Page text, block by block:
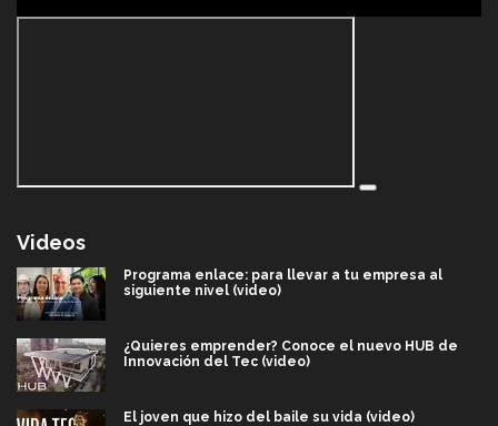
Videos
Programa enlace: para llevar a tu empresa al
siguiente nivel (video)
¿Quieres emprender? Conoce el nuevo HUB de
Innovación del Tec (video)
El joven que hizo del baile su vida (video)